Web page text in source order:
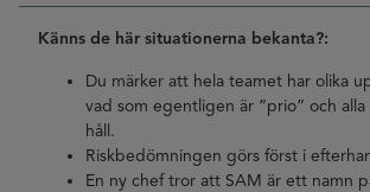
Känns de här situationerna bekanta?:
Du märker att hela teamet har olika
vad som egentligen är ”prio” och
håll.
Riskbedömningen görs först i
En ny chef tror att SAM är ett namn